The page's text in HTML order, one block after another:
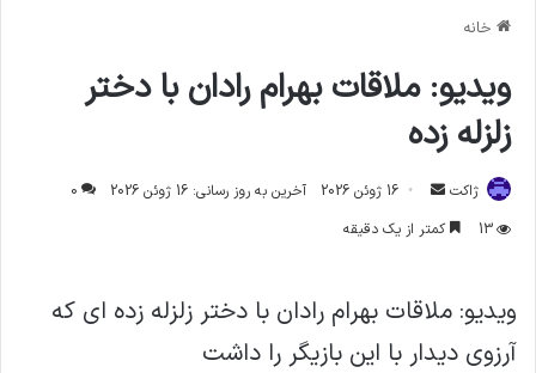
خانه
ویدیو: ملاقات بهرام رادان با دختر
زلزله زده
ژاکت
ارسال
ایمیل
16 ژوئن 2026 آخرین به روز رسانی: 16 ژوئن 2026
0
13
کمتر از یک دقیقه
ویدیو: ملاقات بهرام رادان با دختر زلزله زده ای که
آرزوی دیدار با این بازیگر را داشت